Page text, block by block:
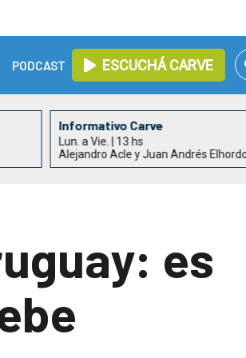
PODCAST ESCUCHÁ CARVE
Informativo Carve
Lun. a Vie. | 13 hs
Alejandro Acle y Juan Andrés
es